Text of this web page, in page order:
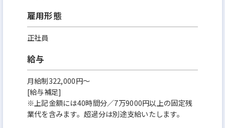
雇用形態
正社員
給与
月給制322,000円～
[給与補足]
※上記金額には40時間分／7万9000円以上の固定残
業代を含みます。超過分は別途支給いたします。